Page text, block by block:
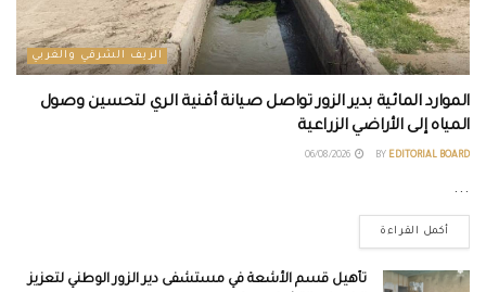
الريف الشرقي والغربي
الموارد المائية بدير الزور تواصل صيانة أقنية الري لتحسين وصول
المياه إلى الأراضي الزراعية
BY EDITORIAL BOARD
...
أكمل القراءة
تأهيل قسم الأشعة في مستشفى دير الزور الوطني لتعزيز